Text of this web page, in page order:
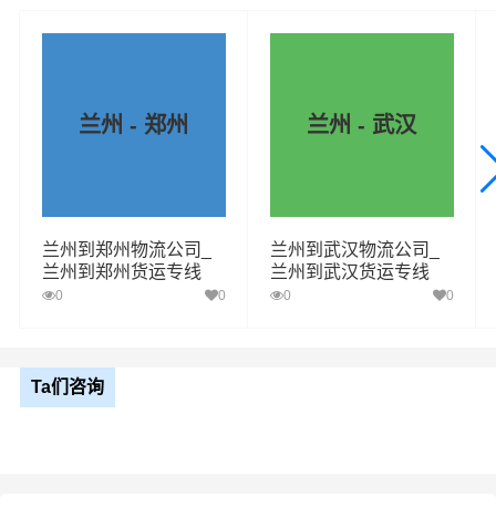
兰州 - 郑州
兰州到郑州物流公司_
兰州到郑州货运专线
0 0
兰州 - 武汉
兰州到武汉物流公司_
兰州到武汉货运专线
0 0
Ta们咨询